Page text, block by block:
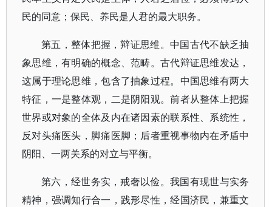
民的同意；保民、养民是人君的最大职务。
第五，整体把握，辩证思维。中国古代不缺乏抽
象思维，有明确的概念、范畴。古代辩证思维发达，
这属于理论思维，包含了抽象过程。中国思维有两大
特征，一是整体观，二是阴阳观。前者从整体上把握
世界或对象的全体及内在诸因素的联系性、系统性，
反对头痛医头，脚痛医脚；后者重视事物内在矛盾中
阴阳、一两关系的对立与平衡。
第六，经世务实，戒奢以俭。我国有现世与实务
精神，强调知行合一，践形尽性，经国济民，兼重文